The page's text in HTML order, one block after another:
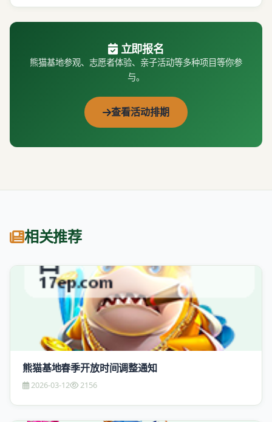
立即报名
熊猫基地参观、志愿者体验、亲子活动等多种项目等你参
与。
查看活动排期
相关推荐
熊猫基地春季开放时间调整通知
2026-03-12 2156